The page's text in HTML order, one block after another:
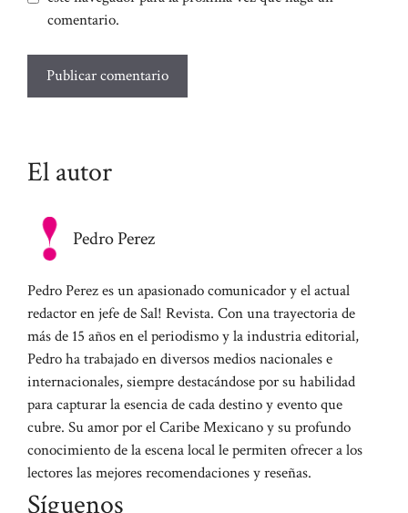
comentario.
El autor
Pedro Perez
Pedro Perez es un apasionado comunicador y el actual
redactor en jefe de Sal! Revista. Con una trayectoria de
más de 15 años en el periodismo y la industria editorial,
Pedro ha trabajado en diversos medios nacionales e
internacionales, siempre destacándose por su habilidad
para capturar la esencia de cada destino y evento que
cubre. Su amor por el Caribe Mexicano y su profundo
conocimiento de la escena local le permiten ofrecer a los
lectores las mejores recomendaciones y reseñas.
Síguenos